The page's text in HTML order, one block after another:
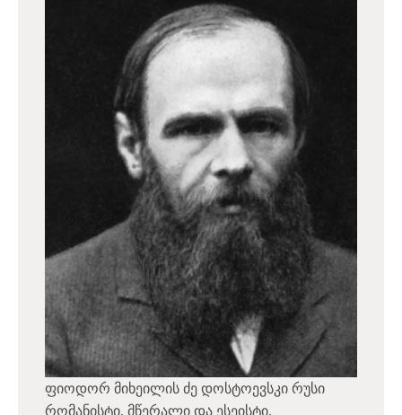
ფიოდორ მიხეილის ძე დოსტოევსკი რუსი
რომანისტი, მწერალი და ესეისტი.